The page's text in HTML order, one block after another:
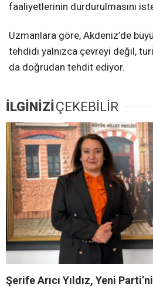
faaliyetlerinin durdurulmasını
Uzmanlara göre, Akdeniz’de
tehdidi yalnızca çevreyi değil,
da doğrudan tehdit ediyor.
İLGİNİZİ ÇEKEBİLİR
Şerife Arıcı Yıldız, Yeni